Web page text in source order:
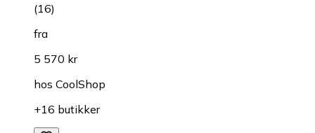
(16)
fra
5 570 kr
hos CoolShop
+16 butikker